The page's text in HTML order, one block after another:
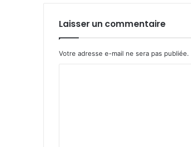
Laisser un commentaire
Votre adresse e-mail ne sera pas publiée.